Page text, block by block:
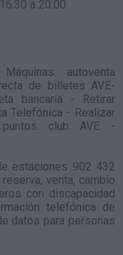
a 20:00
autoventa
de billetes AVE-
bancaria - Retirar
Telefónica - Realizar
club AVE -
estaciones 902 432
venta, cambio
con discapacidad
telefónica de
datos para personas